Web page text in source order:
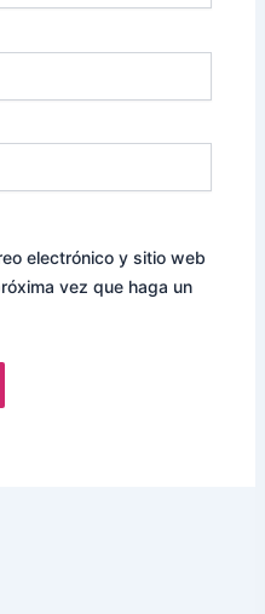
electrónico y sitio web
vez que haga un